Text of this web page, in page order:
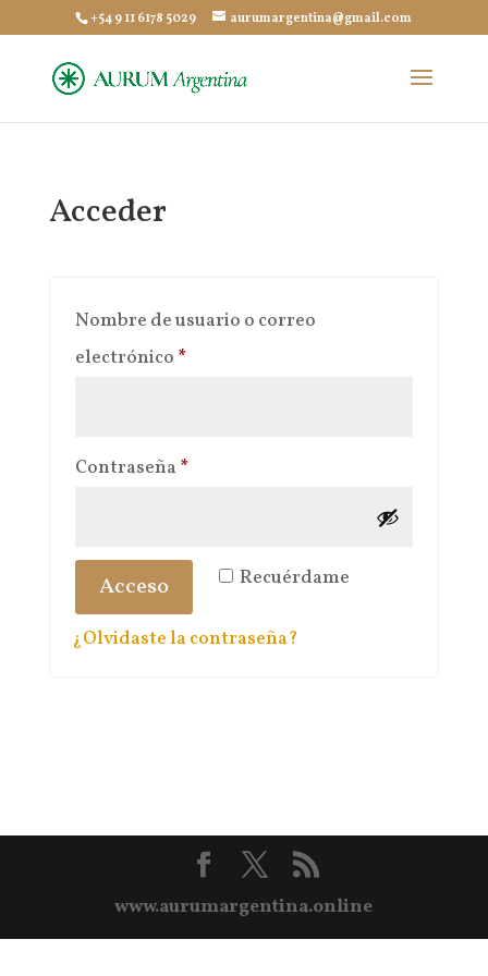
+54 9 11 6178 5029 aurumargentina@gmail.com
Acceder
Nombre de usuario o correo
electrónico *Obligatorio
Contraseña *Obligatorio
Recuérdame
Acceso
¿Olvidaste la contraseña?
www.aurumargentina.online